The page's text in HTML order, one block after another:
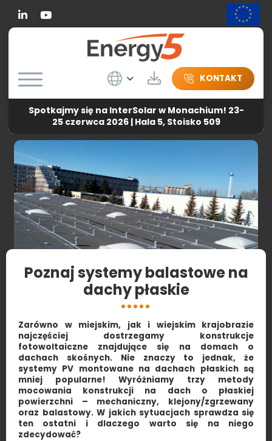
Wybierz język
Do pobraniaKONTAKT
Spotkajmy się na InterSolar w Monachium! 23-
25 czerwca 2026 | Hala 5, Stoisko 509
Energy5-Bez kategorii-Poznaj systemy balastowe na
dachy płaskie
Poznaj systemy balastowe na
dachy płaskie
Zarówno w miejskim, jak i wiejskim krajobrazie
najczęściej dostrzegamy konstrukcje
fotowoltaiczne znajdujące się na domach o
dachach skośnych. Nie znaczy to jednak, że
systemy PV montowane na dachach płaskich są
mniej popularne! Wyróżniamy trzy metody
mocowania konstrukcji na dach o płaskiej
powierzchni – mechaniczny, klejony/zgrzewany
oraz balastowy. W jakich sytuacjach sprawdza się
ten ostatni i dlaczego warto się na niego
zdecydować?